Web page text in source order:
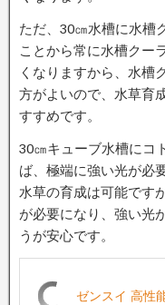
ただ、30㎝水槽に水槽
ことから常に水槽クー
くなりますから、水槽
方がよいので、水草育
すすめです。
30㎝キューブ水槽にコ
ば、極端に強い光が必
水草の育成は可能です
が必要になり、強い光
うが安心です。
ゼンスイ 高性